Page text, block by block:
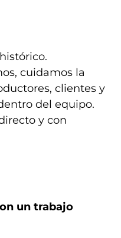
cuidamos la
clientes y
del equipo.
y con
un trabajo